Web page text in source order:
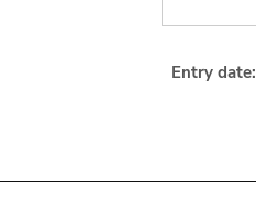
Entry date: